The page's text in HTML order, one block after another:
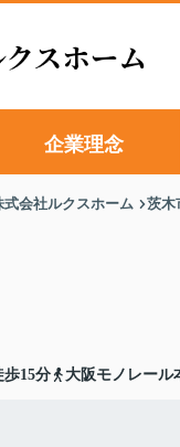
企業理念
式会社ルクスホーム 茨木
歩15分
大阪モノレール